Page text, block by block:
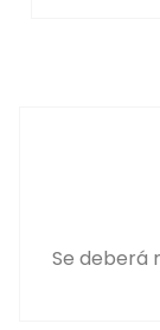
Se deberá